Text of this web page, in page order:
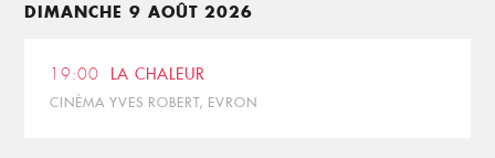
DIMANCHE 9 AOÛT 2026
19:00 LA CHALEUR
CINÉMA YVES ROBERT, EVRON